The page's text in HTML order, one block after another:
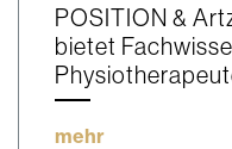
POSITION &
bietet
mehr